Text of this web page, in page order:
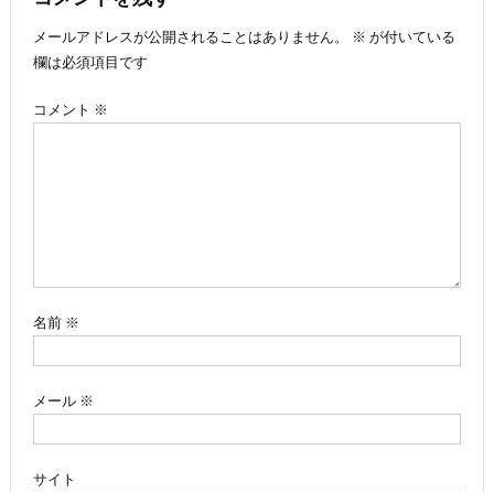
ビ
ゲ
メールアドレスが公開されることはありません。
※ が付いている
欄は必須項目です
コメント ※
名前 ※
メール ※
サイト